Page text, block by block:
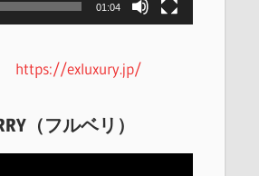
01:04
https://exluxury.jp/
（フルベリ）